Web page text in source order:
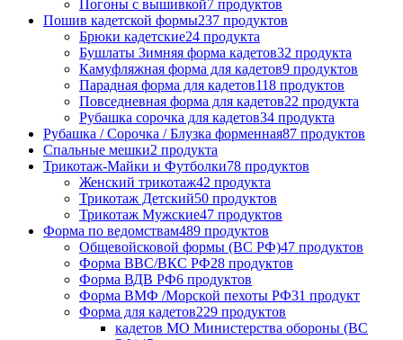
Погоны с вышивкой7 продуктов
Пошив кадетской формы237 продуктов
Брюки кадетские24 продукта
Бушлаты Зимняя форма кадетов32 продукта
Камуфляжная форма для кадетов9 продуктов
Парадная форма для кадетов118 продуктов
Повседневная форма для кадетов22 продукта
Рубашка сорочка для кадетов34 продукта
Рубашка / Сорочка / Блузка форменная87 продуктов
Спальные мешки2 продукта
Трикотаж-Майки и Футболки78 продуктов
Женский трикотаж42 продукта
Трикотаж Детский50 продуктов
Трикотаж Мужские47 продуктов
Форма по ведомствам489 продуктов
Общевойсковой формы (ВС РФ)47 продуктов
Форма ВВС/ВКС РФ28 продуктов
Форма ВДВ РФ6 продуктов
Форма ВМФ /Морской пехоты РФ31 продукт
Форма для кадетов229 продуктов
кадетов МО Министерства обороны (ВС